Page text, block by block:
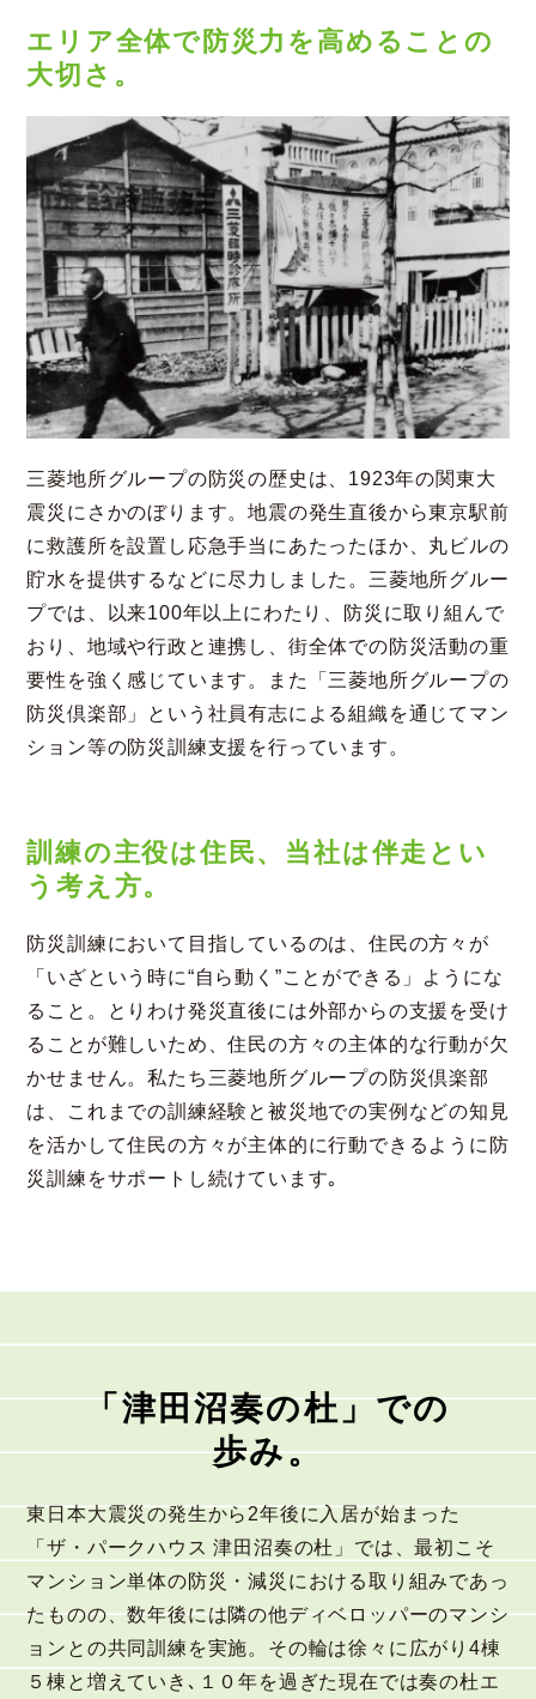
エリア全体で防災力を高めることの
大切さ。
三菱地所グループの防災の歴史は、1923年の関東大
震災にさかのぼります。地震の発生直後から東京駅前
に救護所を設置し応急手当にあたったほか、丸ビルの
貯水を提供するなどに尽力しました。三菱地所グルー
プでは、以来100年以上にわたり、防災に取り組んで
おり、地域や行政と連携し、街全体での防災活動の重
要性を強く感じています。また「三菱地所グループの
防災倶楽部」という社員有志による組織を通じてマン
ション等の防災訓練支援を行っています。
訓練の主役は住民、当社は伴走とい
う考え方。
防災訓練において目指しているのは、住民の方々が
「いざという時に“自ら動く”ことができる」ようにな
ること。とりわけ発災直後には外部からの支援を受け
ることが難しいため、住民の方々の主体的な行動が欠
かせません。私たち三菱地所グループの防災倶楽部
は、これまでの訓練経験と被災地での実例などの知見
を活かして住民の方々が主体的に行動できるように防
災訓練をサポートし続けています｡
「津田沼奏の杜」での
歩み。
東日本大震災の発生から2年後に入居が始まった
「ザ・パークハウス 津田沼奏の杜」では、最初こそ
マンション単体の防災・減災における取り組みであっ
たものの、数年後には隣の他ディベロッパーのマンシ
ョンとの共同訓練を実施。その輪は徐々に広がり4棟
５棟と増えていき､１０年を過ぎた現在では奏の杜エ